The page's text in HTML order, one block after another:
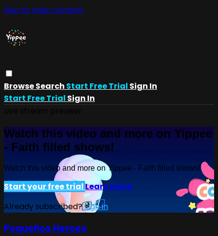
Skip to main content
BrowseSearch Start Free Trial Sign In
Start Free Trial Sign In
Watch this video and more on Yippee
- Faith filled shows!
Watch this video and more on Yippee - Faith filled shows!
Start your free trialLearn more
Already subscribed?Sign in
Pequeños Heroes